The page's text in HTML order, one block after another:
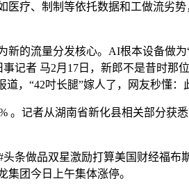
疗、制制等依托数据和工做流劣
的流量分发核心。AI根本设备做为
记者 马2月17日，新郎不是昔时那
，“42吋长腿”嫁人了，网友秒懂：
记者从湖南省新化县相关部分获
做品双星激励打算美国财经福布
团今日上午集体涨停。